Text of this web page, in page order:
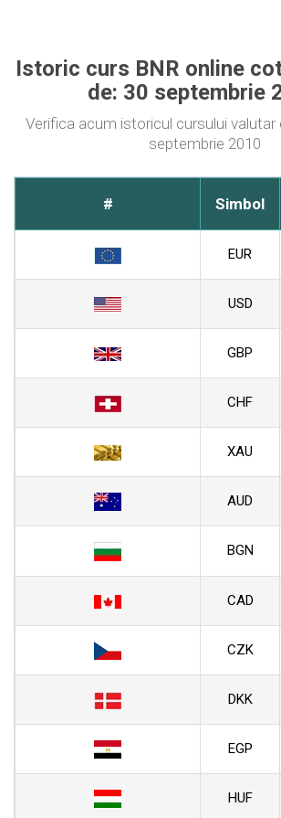
Istoric curs BNR online
de: 30 septembrie
Verifica acum istoricul cursului valutar
septembrie 2010
# Simbol
EUR
USD
GBP
CHF
XAU
AUD
BGN
CAD
CZK
DKK
EGP
HUF